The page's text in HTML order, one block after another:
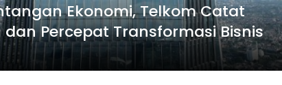
Ekonomi, Telkom Catat
Percepat Transformasi Bisnis